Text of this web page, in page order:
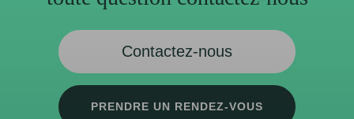
Contactez-nous
PRENDRE UN RENDEZ-VOUS